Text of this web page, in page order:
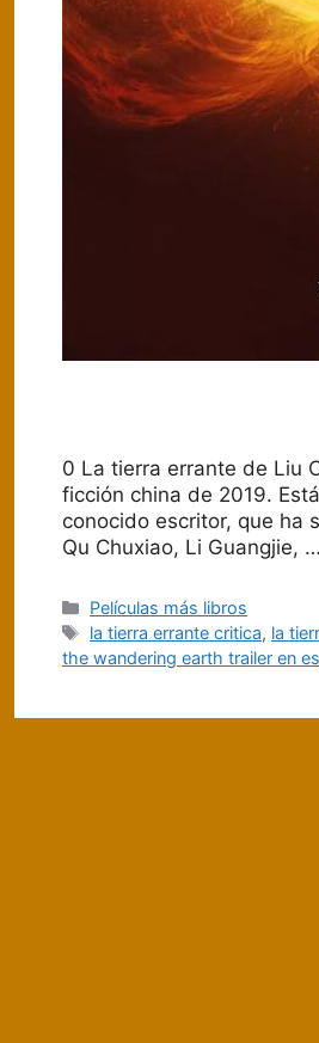
0 La tierra errante de Liu
ficción china de 2019.
conocido escritor, que ha
Qu Chuxiao, Li Guangjie, …
Categorías
Películas más libros
Etiquetas
la tierra errante critica, la
the wandering earth trailer en